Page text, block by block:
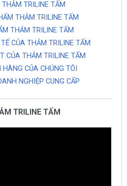
TRILINE TẤM
THẢM TRILINE TẤM
THẢM TRILINE TẤM
CỦA THẢM TRILINE TẤM
CỦA THẢM TRILINE TẤM
CỦA CHÚNG TÔI
NGHIỆP CUNG CẤP
TRILINE TẤM